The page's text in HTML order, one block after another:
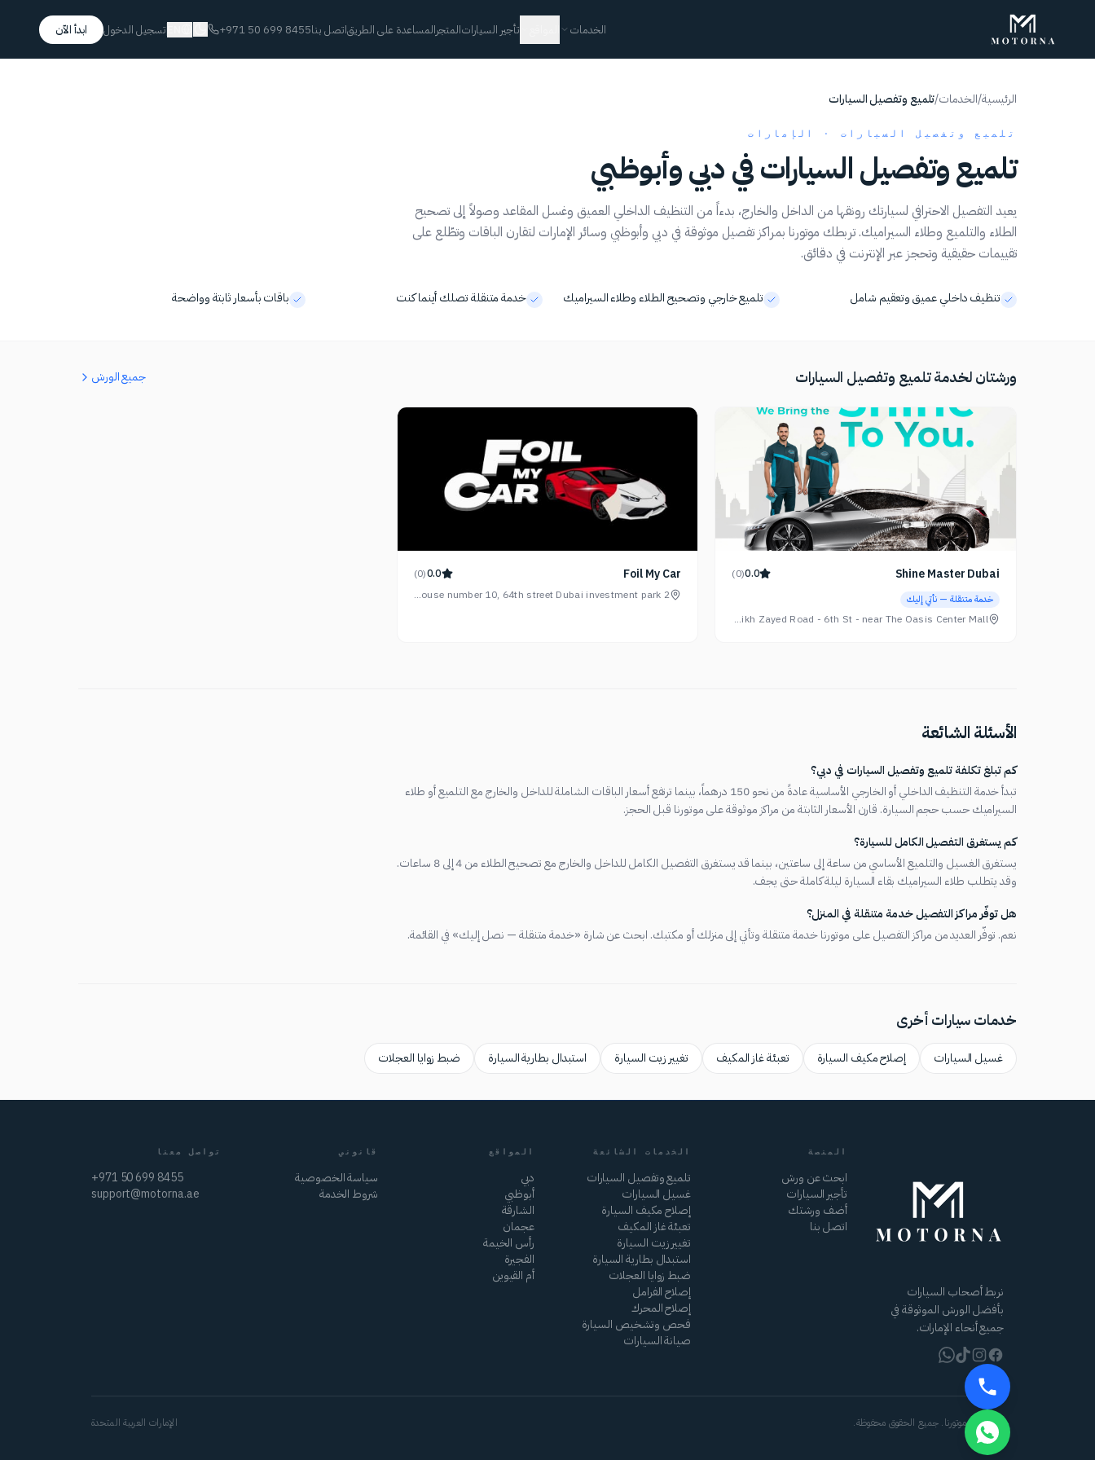
الخدمات تأجير السياراتالمتجرالمساعدة على الطريقاتصل بنا+971 50 699 8455 تسجيل الدخول ابدأ الآن
الرئيسية/الخدمات/تلميع وتفصيل السيارات
تلميع وتفصيل السيارات · الإمارات
تلميع وتفصيل السيارات في دبي وأبوظبي
يعيد التفصيل الاحترافي لسيارتك رونقها من الداخل والخارج، بدءاً من التنظيف الداخلي العميق وغسل المقاعد وصولاً إلى تصحيح
الطلاء والتلميع وطلاء السيراميك. تربطك موتورنا بمراكز تفصيل موثوقة في دبي وأبوظبي وسائر الإمارات لتقارن الباقات وتطّلع على
تقييمات حقيقية وتحجز عبر الإنترنت في دقائق.
تنظيف داخلي عميق وتعقيم شامل تلميع خارجي وتصحيح الطلاء وطلاء السيراميك خدمة متنقلة تصلك أينما كنت باقات بأسعار ثابتة وواضحة
ورشتان لخدمة تلميع وتفصيل السيارات جميع الورش
Shine Master Dubai
0.0
(
0
)
خدمة متنقلة — نأتي إليك
Exit 45 sheikh Zayed Road - 6th St - near The Oasis Center Mall - القوز الثالثة - القوز - دبي - United Arab Emirates
Foil My Car
0.0
(
0
)
Warehouse number 10, 64th street Dubai investment park 2
الأسئلة الشائعة
كم تبلغ تكلفة تلميع وتفصيل السيارات في دبي؟
تبدأ خدمة التنظيف الداخلي أو الخارجي الأساسية عادةً من نحو 150 درهماً، بينما ترتفع أسعار الباقات الشاملة للداخل والخارج مع التلميع أو طلاء
السيراميك حسب حجم السيارة. قارن الأسعار الثابتة من مراكز موثوقة على موتورنا قبل الحجز.
كم يستغرق التفصيل الكامل للسيارة؟
يستغرق الغسيل والتلميع الأساسي من ساعة إلى ساعتين، بينما قد يستغرق التفصيل الكامل للداخل والخارج مع تصحيح الطلاء من 4 إلى 8 ساعات.
وقد يتطلب طلاء السيراميك بقاء السيارة ليلة كاملة حتى يجف.
هل توفّر مراكز التفصيل خدمة متنقلة في المنزل؟
نعم. توفّر العديد من مراكز التفصيل على موتورنا خدمة متنقلة وتأتي إلى منزلك أو مكتبك. ابحث عن شارة «خدمة متنقلة — نصل إليك» في القائمة.
خدمات سيارات أخرى
غسيل السيارات إصلاح مكيف السيارة تعبئة غاز المكيف تغيير زيت السيارة استبدال بطارية السيارة ضبط زوايا العجلات
نربط أصحاب السيارات
بأفضل الورش الموثوقة في
جميع أنحاء الإمارات.
المنصة
ابحث عن ورش
تأجير السيارات
أضف ورشتك
اتصل بنا
الخدمات الشائعة
تلميع وتفصيل السيارات
غسيل السيارات
إصلاح مكيف السيارة
تعبئة غاز المكيف
تغيير زيت السيارة
استبدال بطارية السيارة
ضبط زوايا العجلات
إصلاح الفرامل
إصلاح المحرك
فحص وتشخيص السيارة
صيانة السيارات
المواقع
دبي
أبوظبي
الشارقة
عجمان
رأس الخيمة
الفجيرة
أم القيوين
قانوني
سياسة الخصوصية
شروط الخدمة
تواصل معنا
+971 50 699 8455
support@motorna.ae
© 2026 موتورنا. جميع الحقوق محفوظة. الإمارات العربية المتحدة